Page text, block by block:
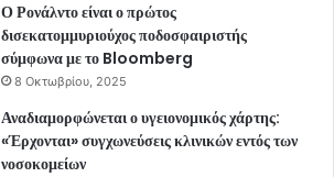
Ο Ρονάλντο είναι ο πρώτος
δισεκατομμυριούχος ποδοσφαιριστής
σύμφωνα με το Bloomberg
8 Οκτωβρίου, 2025
Αναδιαμορφώνεται ο υγειονομικός χάρτης:
«Έρχονται» συγχωνεύσεις κλινικών εντός των
νοσοκομείων